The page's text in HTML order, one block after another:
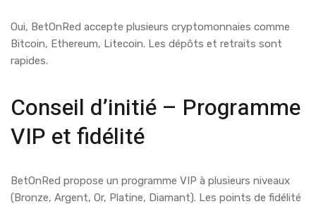
Oui, BetOnRed accepte plusieurs cryptomonnaies comme
Bitcoin, Ethereum, Litecoin. Les dépôts et retraits sont
rapides.
Conseil d’initié – Programme
VIP et fidélité
BetOnRed propose un programme VIP à plusieurs niveaux
(Bronze, Argent, Or, Platine, Diamant). Les points de fidélité